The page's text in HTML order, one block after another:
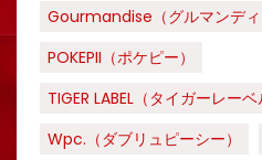
Gourmandise（グルマンディ
POKEPII（ポケピー）
TIGER LABEL（タイガーレーベ
Wpc.（ダブリュピーシー）